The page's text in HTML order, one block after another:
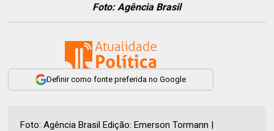
Foto: Agência Brasil
Definir como fonte preferida no Google
Foto: Agência Brasil Edição: Emerson Tormann |